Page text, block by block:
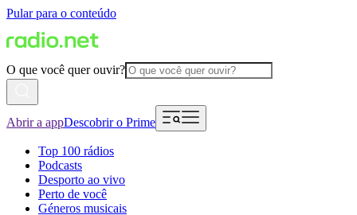
Pular para o conteúdo
O que você quer ouvir?
Abrir a appDescobrir o Prime
Top 100 rádios
Podcasts
Desporto ao vivo
Perto de você
Géneros musicais